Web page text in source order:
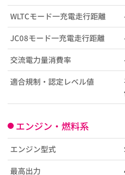
WLTCモード一充電走行距離
JC08モード一充電走行距離
交流電力量消費率
適合規制・認定レベル値
エンジン・燃料系
エンジン型式
最高出力